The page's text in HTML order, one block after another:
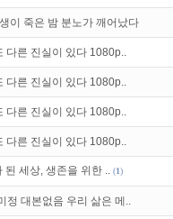
이 죽은 밤 분노가 깨어났다
다른 진실이 있다 1080p..
다른 진실이 있다 1080p..
다른 진실이 있다 1080p..
다른 진실이 있다 1080p..
된 세상, 생존을 위한 .. (1)
정 대본없음 우리 삶은 메..